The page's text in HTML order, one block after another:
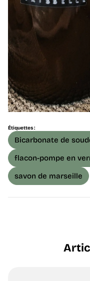
Étiquettes :
Bicarbonate de
flacon-pompe en
savon de marseille